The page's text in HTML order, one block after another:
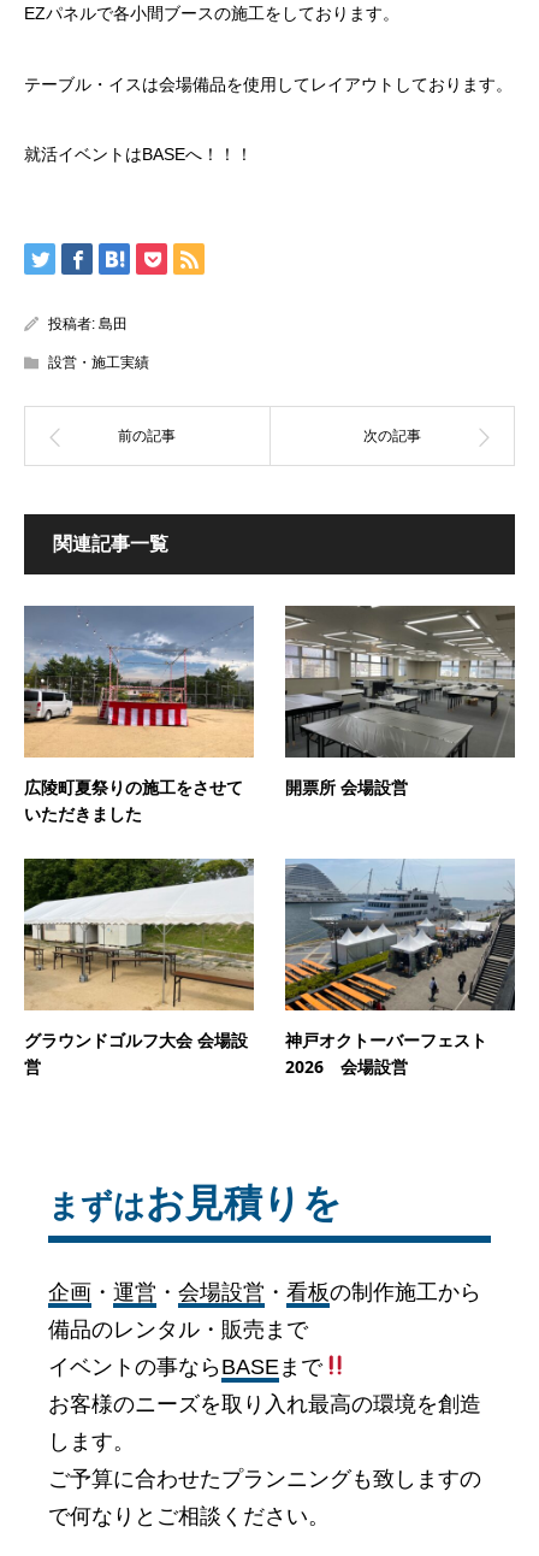
EZパネルで各小間ブースの施工をしております。
テーブル・イスは会場備品を使用してレイアウトしております。
就活イベントはBASEへ！！！
投稿者: 島田
設営・施工実績
関連記事一覧
広陵町夏祭りの施工をさせて
いただきました
開票所 会場設営
グラウンドゴルフ大会 会場設
営
神戸オクトーバーフェスト
2026 会場設営
まずはお見積りを
企画 ・運営 ・会場設営 ・看板の制作施工から
備品のレンタル・販売まで
イベントの事ならBASE まで
お客様のニーズを取り入れ最高の環境を創造
します。
ご予算に合わせたプランニングも致しますの
で何なりとご相談ください。